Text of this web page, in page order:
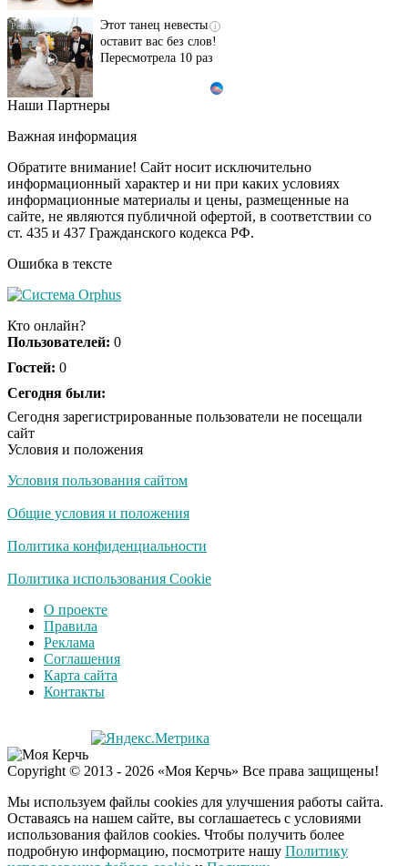
i
Этот танец невесты
оставит вас без слов!
Пересмотрела 10 раз
Ролик длится пару
шоке от увиденного
i
Ролик из Омска: вы
будете смеяться долго
Ржу не переставая, это
Скрытая камера на
люди вытворяют, когда
Ролик длится
смеяться вы будете
Королева вагона
оставит равнодушным
США — Южной
Корее: «Верни мне
всё, что я подарил —
раньше пенсии: кто в
2026 году получит
выплаты досрочно
i
Экс-бойфренд дочери
Наши Партнеры
Важная информация
Обратите внимание! Сайт носит исключительно
информационный характер и ни при каких условиях
информационные материалы и цены, размещенные на
сайте, не являются публичной офертой, в соответствии со
ст. 435 и 437 Гражданского кодекса РФ.
Ошибка в тексте
Кто онлайн?
Пользователей: 0
Гостей: 0
Сегодня были:
Сегодня зарегистрированные пользователи не посещали
сайт
Условия и положения
Условия пользования сайтом
Общие условия и положения
Политика конфиденциальности
Политика использования Cookie
О проекте
Правила
Реклама
Соглашения
Карта сайта
Контакты
Copyright © 2013 - 2026 «Моя Керчь» Все права защищены!
Мы используем файлы cookies для улучшения работы сайта.
Оставаясь на нашем сайте, вы соглашаетесь с условиями
использования файлов cookies. Чтобы получить более
подробную информацию, посмотрите нашу Политику